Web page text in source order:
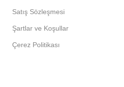
Satış Sözleşmesi
Şartlar ve Koşullar
Çerez Politikası